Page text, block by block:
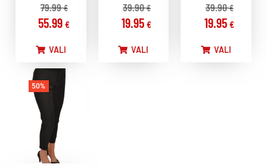
79.99€
55.99€
VALI
39.90€
19.95€
VALI
39.90€
19.95€
VALI
50%